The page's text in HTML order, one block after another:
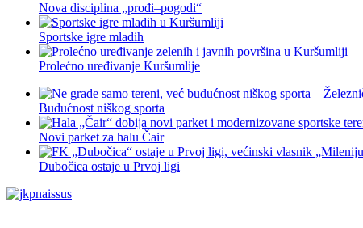
Nova disciplina „prođi–pogodi“
Sportske igre mladih
Prolećno uređivanje Kuršumlije
Budućnost niškog sporta
Novi parket za halu Čair
Dubočica ostaje u Prvoj ligi